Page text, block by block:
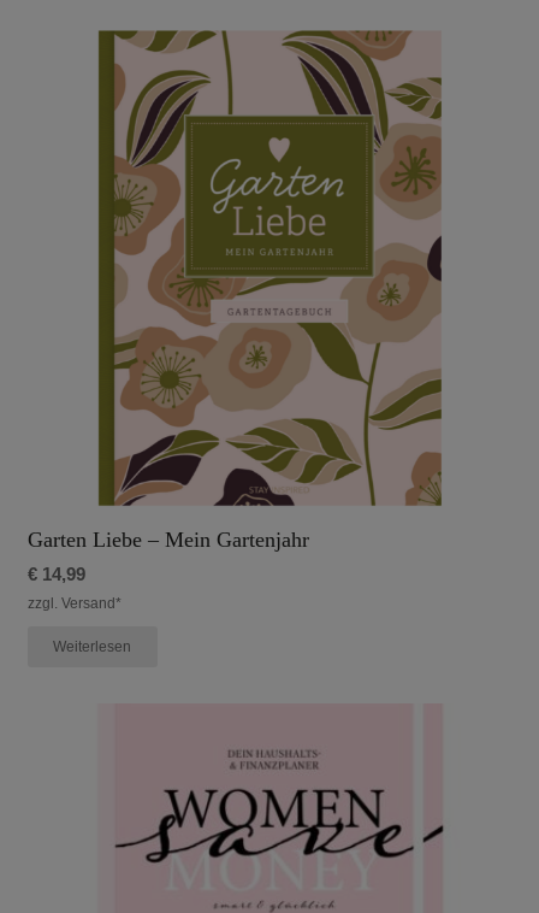
Garten Liebe – Mein Gartenjahr
€14,99
zzgl. Versand*
Weiterlesen